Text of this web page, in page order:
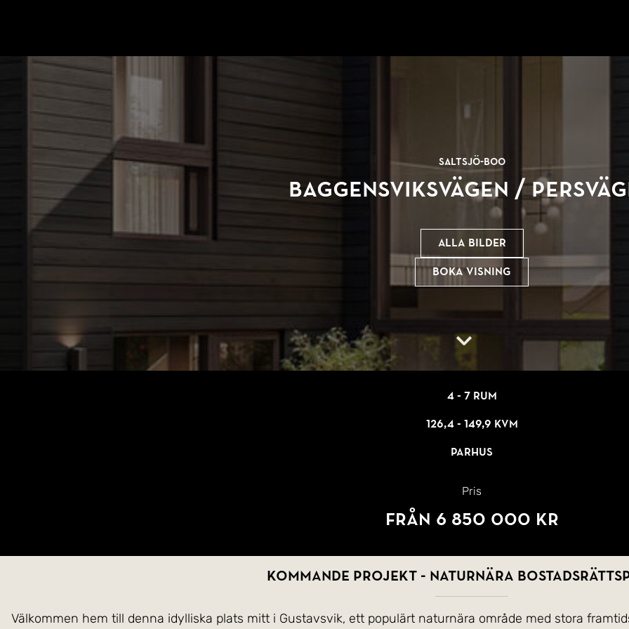
Saltsjö-Boo
Baggensviksvägen /
Alla bilder
Boka visning
4 - 7 rum
126,4 - 149,9 kvm
Parhus
Pris
Från 6 850 000 kr
Kommande projekt - Naturnära
Välkommen hem till denna idylliska plats mitt i Gustavsvik, ett populärt naturnära område med stora